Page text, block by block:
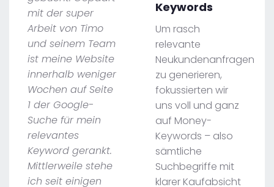
mit der super
Arbeit von Timo
und seinem Team
ist meine Website
innerhalb weniger
Wochen auf Seite
1 der Google-
Suche für mein
relevantes
Keyword gerankt.
Mittlerweile stehe
ich seit einigen
Keywords
Um rasch
relevante
Neukundenanfragen
zu generieren,
fokussierten wir
uns voll und ganz
auf Money-
Keywords – also
sämtliche
Suchbegriffe mit
klarer Kaufabsicht